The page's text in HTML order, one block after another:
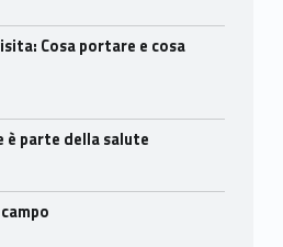
Cosa portare e cosa
è parte della salute